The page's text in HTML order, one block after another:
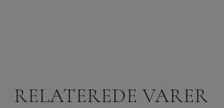
RELATEREDE VARER